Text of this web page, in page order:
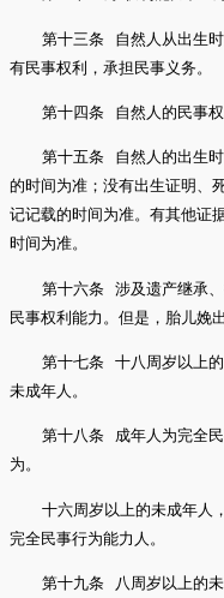
第十三条 自然人从出生
有民事权利，承担民事义务。
第十四条 自然人的民事权
第十五条 自然人的出生
的时间为准；没有出生证明、
记记载的时间为准。有其他证
时间为准。
第十六条 涉及遗产继承
民事权利能力。但是，胎儿娩
第十七条 十八周岁以上
未成年人。
第十八条 成年人为完全
为。
十六周岁以上的未成年人
完全民事行为能力人。
第十九条 八周岁以上的